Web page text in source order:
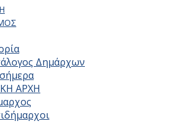
Δημάρχων
ΑΡΧΗ